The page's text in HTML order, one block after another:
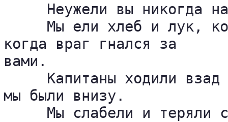
Неужели вы никогда
Мы ели хлеб и лук,
когда враг гнался за
вами.
Капитаны ходили
мы были внизу.
Мы слабели и теряли